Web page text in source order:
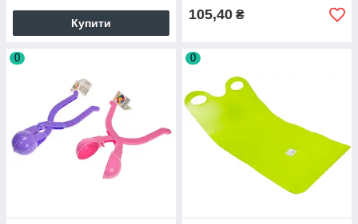
Купити
105,40 ₴
0 0